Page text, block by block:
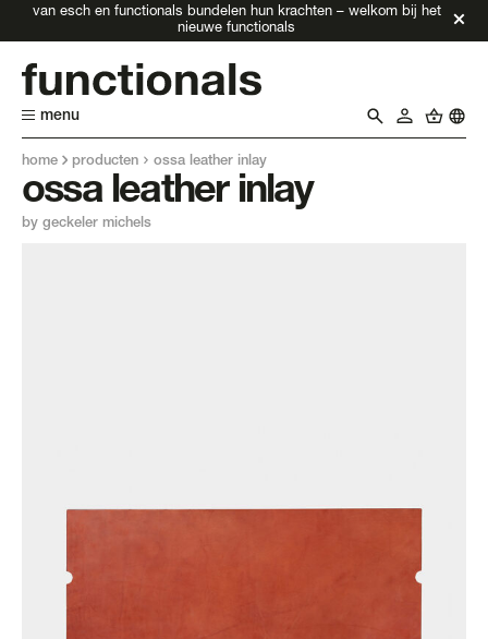
van esch en functionals bundelen hun krachten – welkom bij het
nieuwe functionals
menu
home producten ossa leather inlay
ossa leather inlay
by geckeler michels